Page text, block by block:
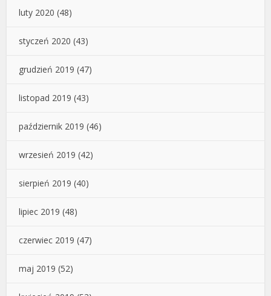
luty 2020 (48)
styczeń 2020 (43)
grudzień 2019 (47)
listopad 2019 (43)
październik 2019 (46)
wrzesień 2019 (42)
sierpień 2019 (40)
lipiec 2019 (48)
czerwiec 2019 (47)
maj 2019 (52)